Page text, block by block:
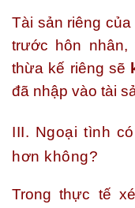
Tài sản riêng
trước hôn nhân,
thừa kế riêng sẽ
đã nhập vào tài
III. Ngoại tình
hơn không?
Trong thực tế